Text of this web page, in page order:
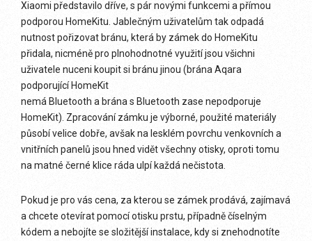
Xiaomi představilo dříve, s pár novými funkcemi a přímou
podporou HomeKitu. Jablečným uživatelům tak odpadá
nutnost pořizovat bránu, která by zámek do HomeKitu
přidala, nicméně pro plnohodnotné využití jsou všichni
uživatele nuceni koupit si bránu jinou (brána Aqara
podporující HomeKit
nemá Bluetooth a brána s Bluetooth zase nepodporuje
HomeKit). Zpracování zámku je výborné, použité materiály
působí velice dobře, avšak na lesklém povrchu venkovních a
vnitřních panelů jsou hned vidět všechny otisky, oproti tomu
na matné černé klice ráda ulpí každá nečistota.
Pokud je pro vás cena, za kterou se zámek prodává, zajímavá
a chcete otevírat pomocí otisku prstu, případně číselným
kódem a nebojíte se složitější instalace, kdy si znehodnotíte